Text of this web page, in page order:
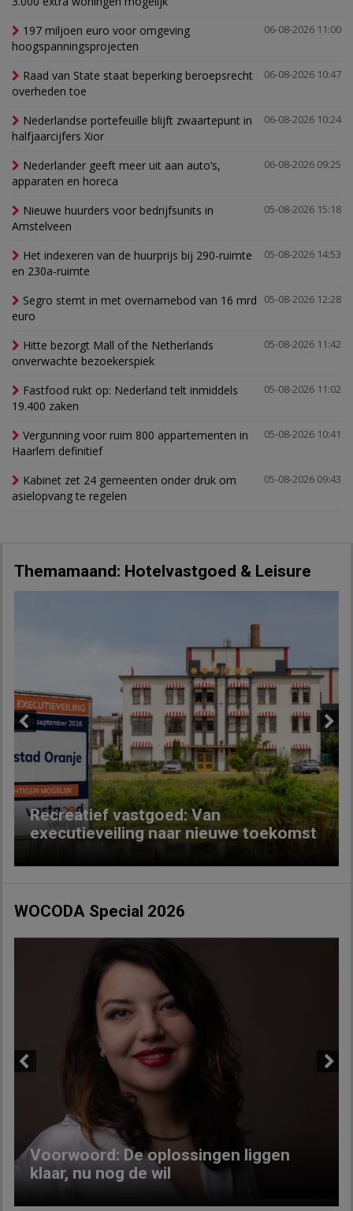
06-08-2026 11:00
197 miljoen euro voor omgeving
hoogspanningsprojecten
06-08-2026 10:47
Raad van State staat beperking beroepsrecht
overheden toe
06-08-2026 10:24
Nederlandse portefeuille blijft zwaartepunt in
halfjaarcijfers Xior
06-08-2026 09:25
Nederlander geeft meer uit aan auto’s,
apparaten en horeca
05-08-2026 15:18
Nieuwe huurders voor bedrijfsunits in
Amstelveen
05-08-2026 14:53
Het indexeren van de huurprijs bij 290-ruimte
en 230a-ruimte
05-08-2026 12:28
Segro stemt in met overnamebod van 16 mrd
euro
05-08-2026 11:42
Hitte bezorgt Mall of the Netherlands
onverwachte bezoekerspiek
05-08-2026 11:02
Fastfood rukt op: Nederland telt inmiddels
19.400 zaken
05-08-2026 10:41
Vergunning voor ruim 800 appartementen in
Haarlem definitief
05-08-2026 09:43
Kabinet zet 24 gemeenten onder druk om
asielopvang te regelen
Themamaand: Hotelvastgoed & Leisure
Recreatief vastgoed: Van
executieveiling naar nieuwe toekomst
Next
WOCODA Special 2026
Voorwoord: De oplossingen liggen
klaar, nu nog de wil